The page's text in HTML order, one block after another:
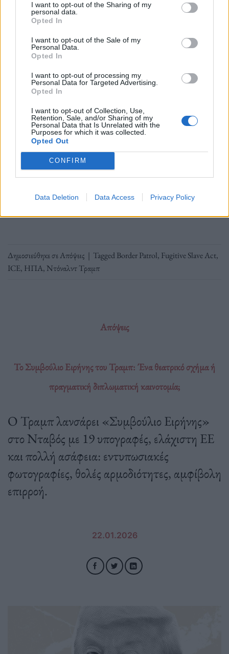
I want to opt-out of the Sharing of my
personal data.
Opted In
I want to opt-out of the Sale of my
Personal Data.
Opted In
I want to opt-out of processing my
Personal Data for Targeted Advertising.
Opted In
I want to opt-out of Collection, Use,
Retention, Sale, and/or Sharing of my
Personal Data that Is Unrelated with the
Purposes for which it was collected.
Opted Out
CONFIRM
Data Deletion Data Access Privacy Policy
Από τον “Fugitive Slave Act” μέχρι τον ICE, η
Αμερική αποδεικνύει πως αλλάζει εργαλεία, όχι
ένστικτα, και πως ο διχασμός μπορεί να βαφτίζεται
πάντα «νόμος και τάξη».
Διαβάστε περισσότερα →
Δημοσιεύθηκε σεΑπόψεις | TaggedBorder Patrol, Fugitive Slave Act,
ICE, ΗΠΑ, Ντόναλντ Τραμπ
Απόψεις
Το Συμβούλιο Ειρήνης του Τραμπ: Ένα θεατρικό σχήμα ή
πραγματική διπλωματική καινοτομία;
Ο Τραμπ λανσάρει «Συμβούλιο Ειρήνης»
στο Νταβός με 19 υπογραφές, ελάχιστη ΕΕ
και πολλή ασάφεια: εντυπωσιακές
φωτογραφίες, θολές αρμοδιότητες, αμφίβολη
επιρροή.
22.01.2026